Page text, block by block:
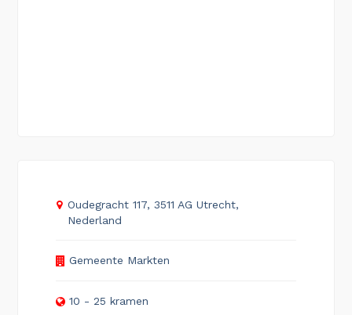
Oudegracht 117, 3511 AG Utrecht,
Nederland
Gemeente Markten
10 - 25 kramen